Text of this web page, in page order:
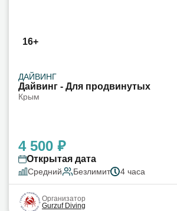
16+
ДАЙВИНГ
Дайвинг - Для продвинутых
Крым
4 500 ₽
Открытая дата
Средний Безлимит 4 часа
Организатор
Gurzuf Diving